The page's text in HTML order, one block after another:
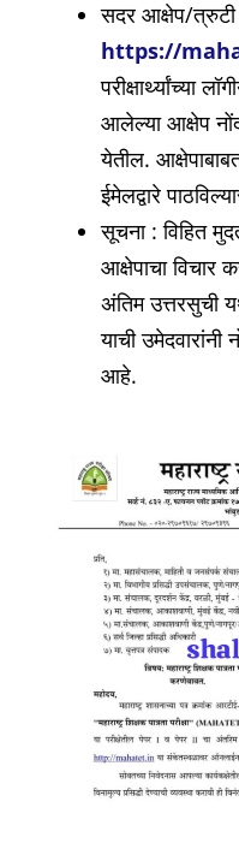
सदर आक्षेप/त्रुटी
https://
परीक्षार्थ्यांच्या
आलेल्या आक्षेप
येतील.
ईमेलद्वारे
सूचना : विहित
आक्षेपाचा विचार
अंतिम उत्तरसुची
याची
आहे.